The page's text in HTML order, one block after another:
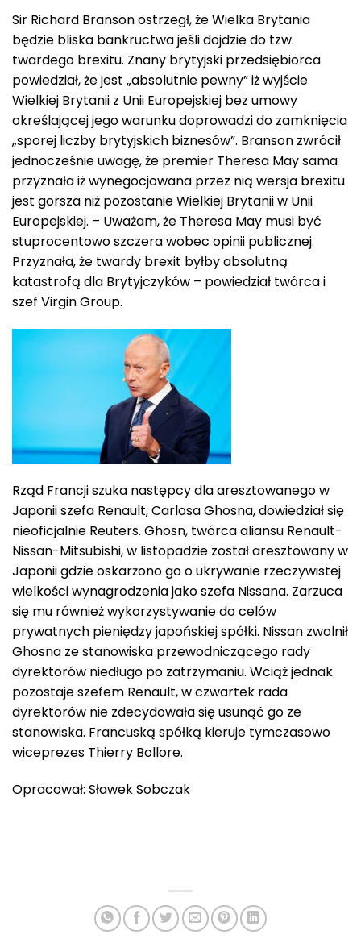
Sir Richard Branson ostrzegł, że Wielka Brytania
będzie bliska bankructwa jeśli dojdzie do tzw.
twardego brexitu. Znany brytyjski przedsiębiorca
powiedział, że jest „absolutnie pewny” iż wyjście
Wielkiej Brytanii z Unii Europejskiej bez umowy
określającej jego warunku doprowadzi do zamknięcia
„sporej liczby brytyjskich biznesów”. Branson zwrócił
jednocześnie uwagę, że premier Theresa May sama
przyznała iż wynegocjowana przez nią wersja brexitu
jest gorsza niż pozostanie Wielkiej Brytanii w Unii
Europejskiej. – Uważam, że Theresa May musi być
stuprocentowo szczera wobec opinii publicznej.
Przyznała, że twardy brexit byłby absolutną
katastrofą dla Brytyjczyków – powiedział twórca i
szef Virgin Group.
Rząd Francji szuka następcy dla aresztowanego w
Japonii szefa Renault, Carlosa Ghosna, dowiedział się
nieoficjalnie Reuters. Ghosn, twórca aliansu Renault-
Nissan-Mitsubishi, w listopadzie został aresztowany w
Japonii gdzie oskarżono go o ukrywanie rzeczywistej
wielkości wynagrodzenia jako szefa Nissana. Zarzuca
się mu również wykorzystywanie do celów
prywatnych pieniędzy japońskiej spółki. Nissan zwolnił
Ghosna ze stanowiska przewodniczącego rady
dyrektorów niedługo po zatrzymaniu. Wciąż jednak
pozostaje szefem Renault, w czwartek rada
dyrektorów nie zdecydowała się usunąć go ze
stanowiska. Francuską spółką kieruje tymczasowo
wiceprezes Thierry Bollore.
Opracował: Sławek Sobczak